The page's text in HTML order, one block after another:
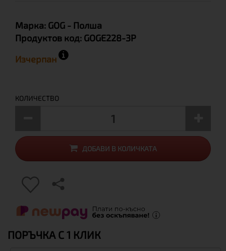
Марка: GOG - Полша
Продуктов код: GOGE228-3P
Изчерпан
КОЛИЧЕСТВО
ДОБАВИ В КОЛИЧКАТА
ПОРЪЧКА С 1 КЛИК